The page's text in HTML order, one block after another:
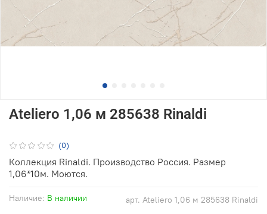
(0)
арт. Ateliero 1,06 м 285638 Rinaldi
Наличие: В наличии
Ateliero 1,06 м 285638 Rinaldi
Коллекция Rinaldi. Производство Россия. Размер
1,06*10м. Моются.